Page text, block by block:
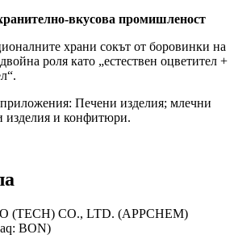
вкусова промишленост
храни сокът от боровинки на
роля като „естествен оцветител +
Печени изделия; млечни
изделия и конфитюри.
(TECH) CO., LTD. (APPCHEM)
BON)